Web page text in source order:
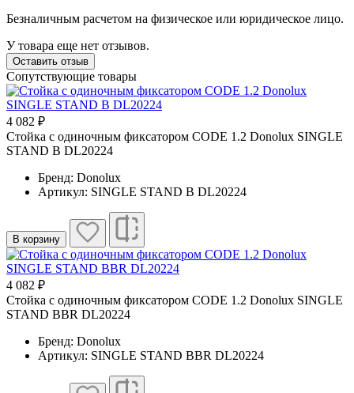
Безналичным расчетом на физическое или юридическое лицо.
У товара еще нет отзывов.
Оставить отзыв
Сопутствующие товары
4 082 ₽
Cтойка с одиночным фиксатором CODE 1.2 Donolux SINGLE
STAND B DL20224
Бренд: Donolux
Артикул: SINGLE STAND B DL20224
В корзину
4 082 ₽
Cтойка с одиночным фиксатором CODE 1.2 Donolux SINGLE
STAND BBR DL20224
Бренд: Donolux
Артикул: SINGLE STAND BBR DL20224